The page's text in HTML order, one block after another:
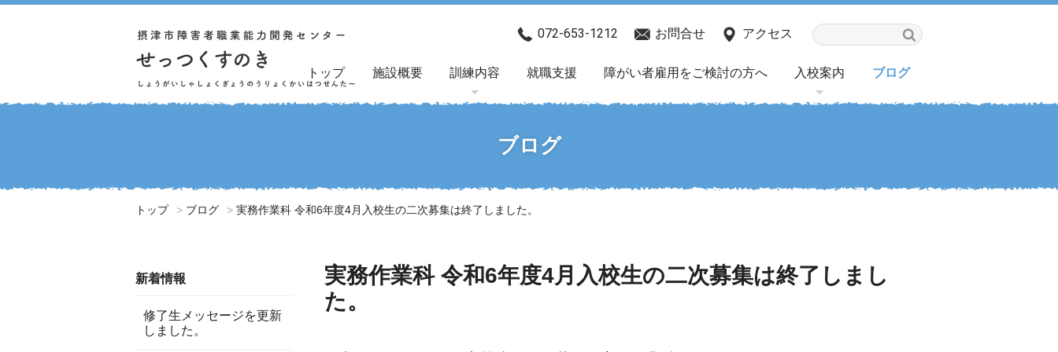
072-653-1212 お問合せ アクセス
トップ 施設概要 訓練内容 就職支援 障がい者雇用をご検討の方へ 入校案内 ブログ
ブログ
トップ ブログ 実務作業科 令和6年度4月入校生の二次募集は終了しました。
実務作業科 令和6年度4月入校生の二次募集は終了しまし
た。
新着情報
修了生メッセージを更新
しました。